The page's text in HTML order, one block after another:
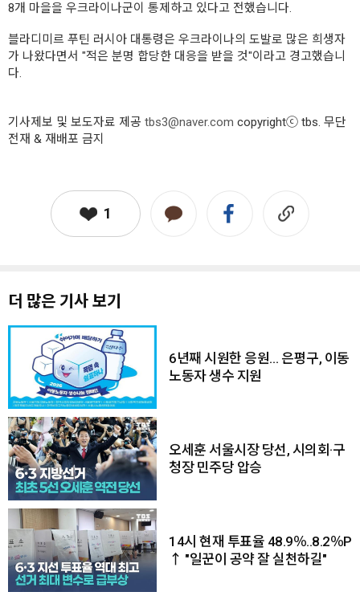
8개 마을을 우크라이나군이 통제하고 있다고 전했습니다.
블라디미르 푸틴 러시아 대통령은 우크라이나의 도발로 많은 희생자
가 나왔다면서 "적은 분명 합당한 대응을 받을 것"이라고 경고했습니
다.
기사제보 및 보도자료 제공 tbs3@naver.com copyrightⓒ tbs. 무단
전재 & 재배포 금지
1
더 많은 기사 보기
6년째 시원한 응원… 은평구, 이동
노동자 생수 지원
오세훈 서울시장 당선, 시의회·구
청장 민주당 압승
14시 현재 투표율 48.9％..8.2％P
↑ "일꾼이 공약 잘 실천하길"